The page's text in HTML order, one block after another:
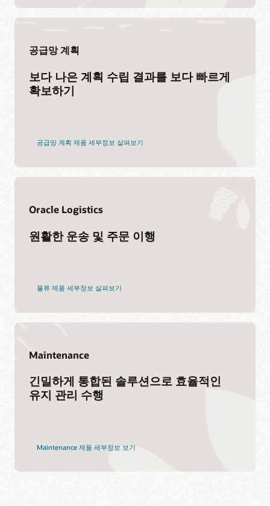
지원
Cloud Migration Services로 전환하기
파트너 찾기
공급망 계획
보다 나은 계획 수립 결과를 보다 빠르게
확보하기
공급망 계획 제품 세부정보 살펴보기
Oracle Logistics
원활한 운송 및 주문 이행
물류 제품 세부정보 살펴보기
Maintenance
긴밀하게 통합된 솔루션으로 효율적인
유지 관리 수행
Maintenance 제품 세부정보 보기